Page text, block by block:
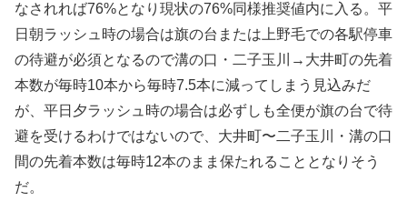
なされれば76%となり現状の76%同様推奨値内に入る。平
日朝ラッシュ時の場合は旗の台または上野毛での各駅停車
の待避が必須となるので溝の口・二子玉川→大井町の先着
本数が毎時10本から毎時7.5本に減ってしまう見込みだ
が、平日夕ラッシュ時の場合は必ずしも全便が旗の台で待
避を受けるわけではないので、大井町〜二子玉川・溝の口
間の先着本数は毎時12本のまま保たれることとなりそう
だ。